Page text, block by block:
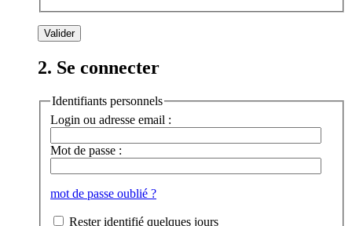
2. Se connecter
Identifiants personnels
Login ou adresse email :
Mot de passe :
mot de passe oublié ?
Rester identifié quelques jours